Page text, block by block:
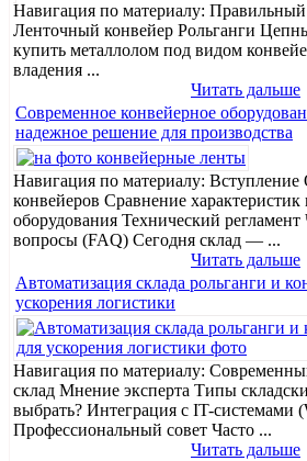
Навигация по материалу:
Ленточный конвейер Рольганги
купить металлолом под видом
владения ...
Читать дальше
Современное конвейерное
надежное решение для производства
Навигация по материалу:
конвейеров Сравнение характеристик
оборудования Технический регламент
вопросы (FAQ) Сегодня склад — ...
Читать дальше
Автоматизация склада рольганги и
ускорения логистики
Навигация по материалу:
склад Мнение эксперта Типы
выбрать? Интеграция с IT-системами
Профессиональный совет Часто ...
Читать дальше